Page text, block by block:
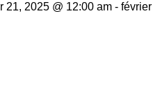
21, 2025 @ 12:00 am -